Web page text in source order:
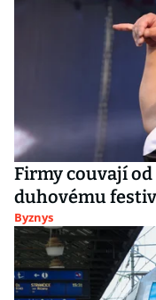
Firmy couvají od
duhovému
Byznys